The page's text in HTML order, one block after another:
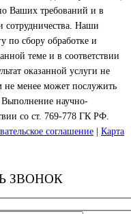
Ваших требований и в
сотрудничества. Наши
по сбору обработке и
теме и в соответствии
оказанной услуги не
не менее может послужить
Выполнение научно-
со ст. 769-778 ГК РФ.
соглашение
Карта
ЗВОНОК